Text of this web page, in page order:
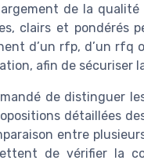
de la
clairs et pondérés
d’un rfp, d’un rfq
afin de sécuriser
de distinguer
détaillées
entre
de vérifier la